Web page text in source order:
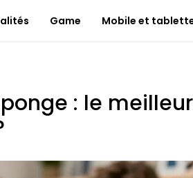
Game Mobile et
: le